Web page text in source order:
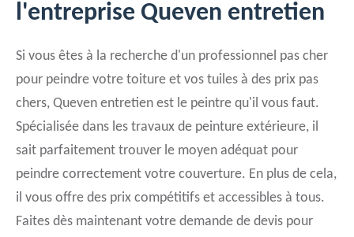
l'entreprise Queven entretien
Si vous êtes à la recherche d'un professionnel pas cher
pour peindre votre toiture et vos tuiles à des prix pas
chers, Queven entretien est le peintre qu'il vous faut.
Spécialisée dans les travaux de peinture extérieure, il
sait parfaitement trouver le moyen adéquat pour
peindre correctement votre couverture. En plus de cela,
il vous offre des prix compétitifs et accessibles à tous.
Faites dès maintenant votre demande de devis pour